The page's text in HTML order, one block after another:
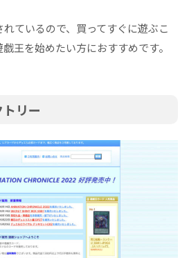
ているので、買ってすぐに遊ぶこ
王を始めたい方におすすめです。
リー